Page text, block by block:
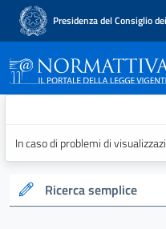
Presidenza del Consiglio
Normattiva
In caso di problemi di
Ricerca semplice